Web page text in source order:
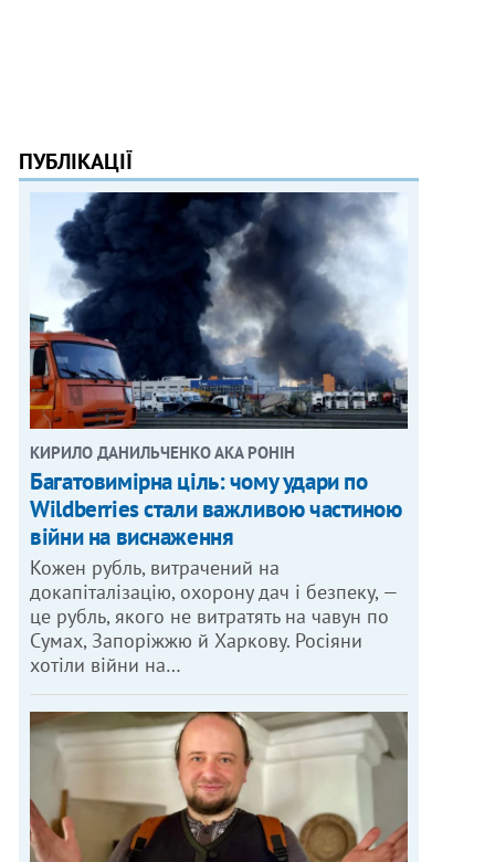
ПУБЛІКАЦІЇ
КИРИЛО ДАНИЛЬЧЕНКО АКА РОНІН
Багатовимірна ціль: чому удари по
Wildberries стали важливою частиною
війни на виснаження
Кожен рубль, витрачений на
докапіталізацію, охорону дач і безпеку, —
це рубль, якого не витратять на чавун по
Сумах, Запоріжжю й Харкову. Росіяни
хотіли війни на…